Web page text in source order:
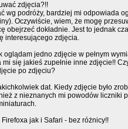
zdjęcia?!!
wg podróży, bardziej mi odpowiada
Oczywiście, wiem, że mogę
obejrzeć dokładnie. Jest to jednak
interesującego zdjęcia.
oglądam jedno zdjęcie w pełnym
się jakieś zupełnie inne zdjęcie!!
po zdjęciu?
dat. Kiedy zdjęcie było
z nieznanych mi powodów liczniki
jak i Safari - bez różnicy!!